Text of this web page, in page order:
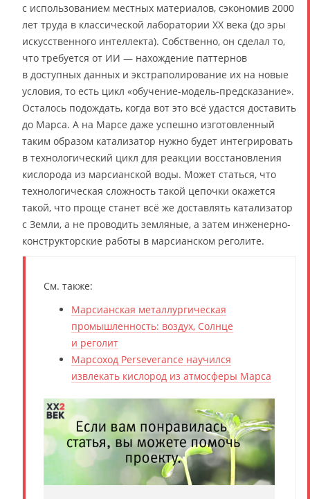
с использованием местных материалов, сэкономив 2000
лет труда в классической лаборатории XX века (до эры
искусственного интеллекта). Собственно, он сделал то,
что требуется от ИИ — нахождение паттернов
в доступных данных и экстраполирование их на новые
условия, то есть цикл «обучение-модель-предсказание».
Осталось подождать, когда вот это всё удастся доставить
до Марса. А на Марсе даже успешно изготовленный
таким образом катализатор нужно будет интегрировать
в технологический цикл для реакции восстановления
кислорода из марсианской воды. Может статься, что
технологическая сложность такой цепочки окажется
такой, что проще станет всё же доставлять катализатор
с Земли, а не проводить земляные, а затем инженерно-
конструкторские работы в марсианском реголите.
См. также:
Марсианская металлургическая
промышленность: воздух, Солнце
и реголит
Марсоход Perseverance научился
извлекать кислород из атмосферы Марса